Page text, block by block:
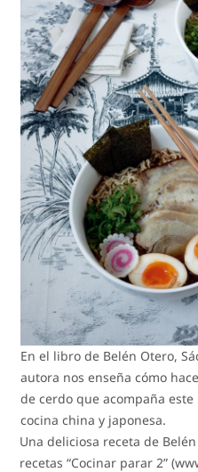
En el libro de Belén Otero,
autora nos enseña cómo
de cerdo que acompaña
cocina china y japonesa.
Una deliciosa receta de
recetas “Cocinar parar 2”